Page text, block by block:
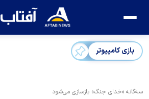
بازی کامپیوتر
سه‌گانه «خدای جنگ» بازسازی می‌شود